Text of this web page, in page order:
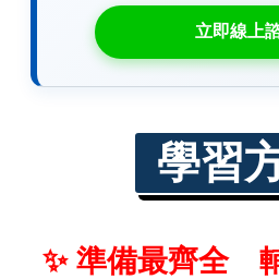
立即線上
學習
✨ 準備最齊全